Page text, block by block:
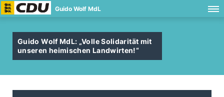
Guido Wolf MdL
Guido Wolf MdL: „Volle Solidarität mit
unseren heimischen Landwirten!“